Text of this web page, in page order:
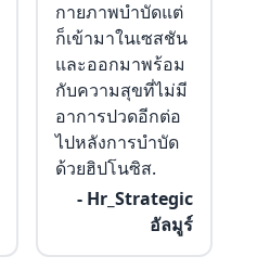
กายภาพบำบัดแต่
ก็เข้ามาในเซสชัน
และออกมาพร้อม
กับความสุขที่ไม่มี
อาการปวดอีกต่อ
ไปหลังการบำบัด
ด้วยฮิปโนซิส.
- Hr_Strategic
อัลมูร์